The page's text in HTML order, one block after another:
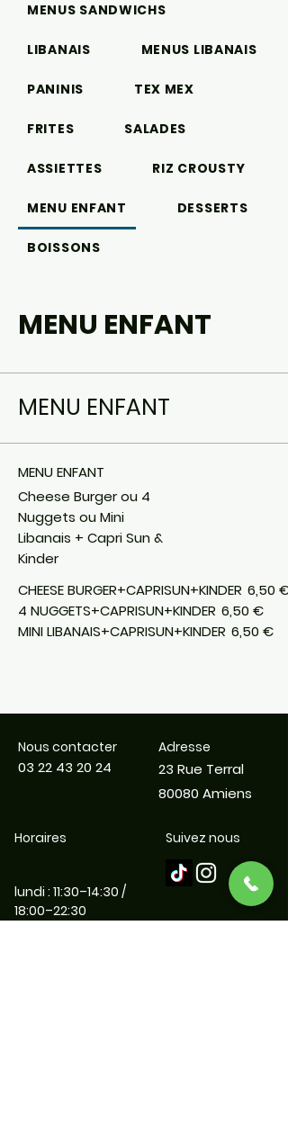
MENU ENFANT
MENU ENFANT
MENU ENFANT
Cheese Burger ou 4
Nuggets ou Mini
Libanais + Capri Sun &
Kinder
CHEESE BURGER+CAPRISUN+KINDER 6,50 €
4 NUGGETS+CAPRISUN+KINDER 6,50 €
MINI LIBANAIS+CAPRISUN+KINDER 6,50 €
MENUS SANDWICHS
LIBANAIS MENUS LIBANAIS
PANINIS TEX MEX
FRITES SALADES
ASSIETTES RIZ CROUSTY
MENU ENFANT DESSERTS
BOISSONS
Nous contacter
03 22 43 20 24
Adresse
23 Rue Terral
80080 Amiens
Horaires
lundi : 11:30–14:30 /
18:00–22:30
Suivez nous